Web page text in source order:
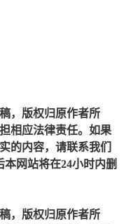
，版权归原作者所
相应法律责任。如果
的内容，请联系我们
本网站将在24小时内删
，版权归原作者所